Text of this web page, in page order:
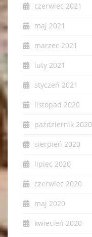
czerwiec 2021
maj 2021
marzec 2021
luty 2021
styczeń 2021
listopad 2020
październik 2020
sierpień 2020
lipiec 2020
czerwiec 2020
maj 2020
kwiecień 2020